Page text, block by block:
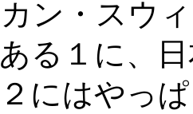
カン・スウ
る１に、
にはやっ